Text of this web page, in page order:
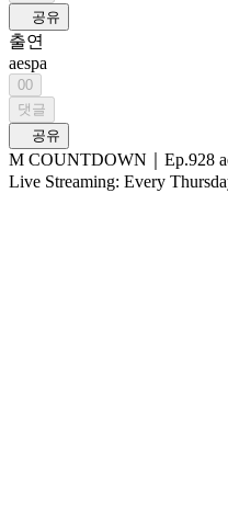
공유
출연
aespa
00
댓글
공유
M COUNTDOWN｜Ep.928 aespa -